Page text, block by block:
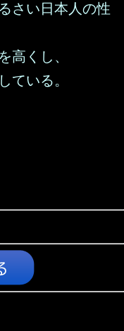
さい日本人の性
高くし、
ている。